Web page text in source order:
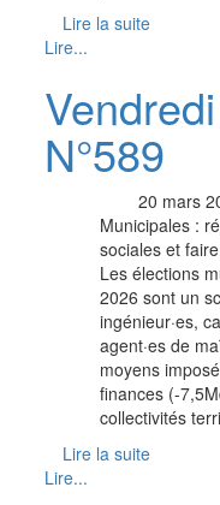
Lire la suite
Lire...
N°589
20 mars
Municipales :
sociales et
Les élections
2026 sont un
ingénieur·es,
agent·es de
moyens
finances (-
collectivités
Lire la suite
Lire...